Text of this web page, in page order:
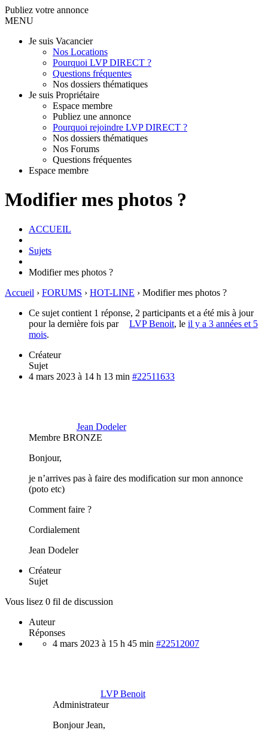
Publiez votre annonce
MENU
Je suis Vacancier
Nos Locations
Pourquoi LVP DIRECT ?
Questions fréquentes
Nos dossiers thématiques
Je suis Propriétaire
Espace membre
Publiez une annonce
Pourquoi rejoindre LVP DIRECT ?
Nos dossiers thématiques
Nos Forums
Questions fréquentes
Espace membre
Modifier mes photos ?
ACCUEIL
Sujets
Modifier mes photos ?
Accueil › FORUMS › HOT-LINE › Modifier mes photos ?
Ce sujet contient 1 réponse, 2 participants et a été mis à jour
pour la dernière fois par
LVP Benoit, le il y a 3 années et 5
mois.
Créateur
Sujet
4 mars 2023 à 14 h 13 min #22511633
Jean Dodeler
Membre BRONZE
Bonjour,
je n’arrives pas à faire des modification sur mon annonce
(poto etc)
Comment faire ?
Cordialement
Jean Dodeler
Créateur
Sujet
Vous lisez 0 fil de discussion
Auteur
Réponses
4 mars 2023 à 15 h 45 min #22512007
LVP Benoit
Administrateur
Bonjour Jean,